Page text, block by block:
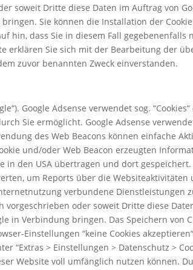
soweit Dritte diese Daten im Auftrag von
Sie können die Installation der
hin, dass Sie in diesem Fall gegebenenfalls
erklären Sie sich mit der Bearbeitung der
zuvor benannten Zweck einverstanden.
Google Adsense verwendet sog.
Sie ermöglicht. Google Adsense
des Web Beacons können einfache
und/oder Web Beacon erzeugten
in den USA übertragen und dort
um Reports über die Websiteaktivitäten
verbundene Dienstleistungen
oder soweit Dritte diese
in Verbindung bringen. Das Speichern von
Einstellungen “keine Cookies
“Extras > Einstellungen > Datenschutz >
Website voll umfänglich nutzen können.